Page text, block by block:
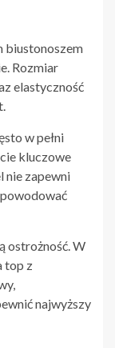
biustonoszem
Rozmiar
elastyczność
w pełni
kluczowe
nie zapewni
ostrożność. W
top z
najwyższy